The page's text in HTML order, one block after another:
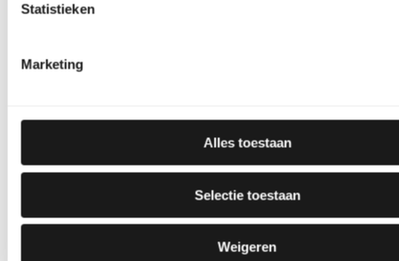
Statistieken
Marketing
Alles toestaan
Selectie toestaan
Weigeren